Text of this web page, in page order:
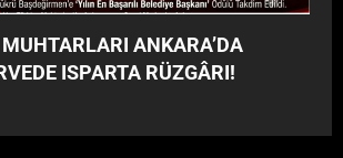
ANKARA’DA
ISPARTA RÜZGÂRI!